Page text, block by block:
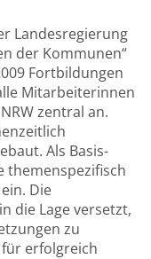
Landesregierung
der Kommunen“
Fortbildungen
Mitarbeiterinnen
zentral an.
Als Basis-
themenspezifisch
Die
die Lage versetzt,
zu
erfolgreich